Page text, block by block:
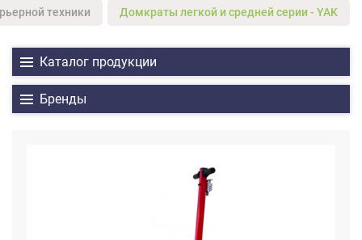
техники Домкраты легкой и средней серии - YAK
Каталог продукции
Бренды